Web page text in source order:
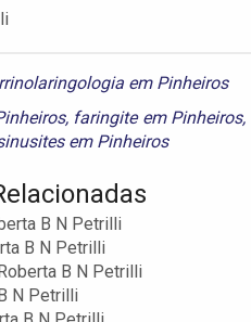
em Pinheiros
, faringite em Pinheiros,
em Pinheiros
B N Petrilli
B N Petrilli
B N Petrilli
N Petrilli